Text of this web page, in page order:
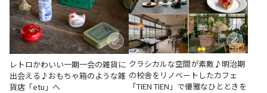
レトロかわいい一期一会の雑貨に
出会える♪おもちゃ箱のような雑
貨店「etu」へ
クラシカルな空間が素敵♪明治期
の校舎をリノベートしたカフェ
「TIEN TIEN」で優雅なひとときを